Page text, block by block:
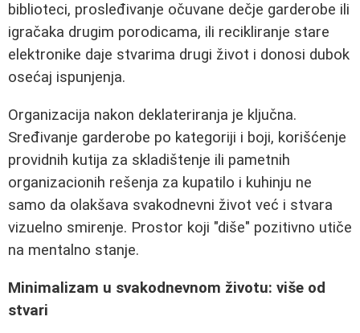
biblioteci, prosleđivanje očuvane dečje garderobe ili
igračaka drugim porodicama, ili recikliranje stare
elektronike daje stvarima drugi život i donosi dubok
osećaj ispunjenja.
Organizacija nakon deklateriranja je ključna.
Sređivanje garderobe po kategoriji i boji, korišćenje
providnih kutija za skladištenje ili pametnih
organizacionih rešenja za kupatilo i kuhinju ne
samo da olakšava svakodnevni život već i stvara
vizuelno smirenje. Prostor koji "diše" pozitivno utiče
na mentalno stanje.
Minimalizam u svakodnevnom životu: više od
stvari